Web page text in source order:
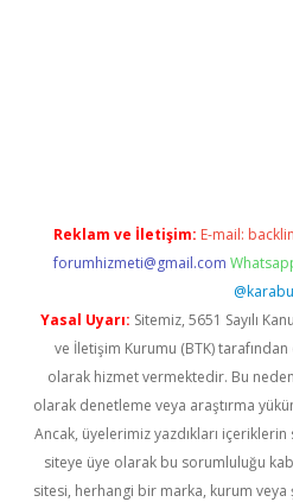
Reklam ve İletişim: E-mail:
forumhizmeti@gmail.com
Yasal Uyarı: Sitemiz, 5651 Sayılı
ve İletişim Kurumu (BTK) tarafından
olarak hizmet vermektedir. Bu
olarak denetleme veya araştırma
Ancak, üyelerimiz yazdıkları
siteye üye olarak bu sorumluluğu
sitesi, herhangi bir marka, kurum veya